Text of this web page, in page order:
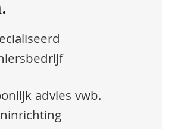
advies vwb.